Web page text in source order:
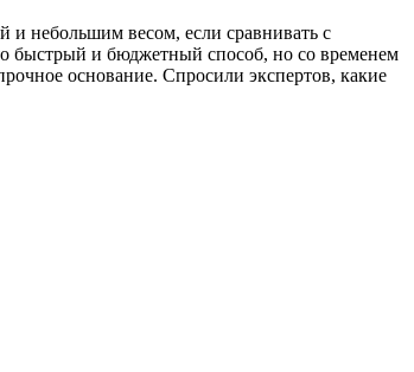
и небольшим весом, если сравнивать с
быстрый и бюджетный способ, но со временем
основание. Спросили экспертов, какие